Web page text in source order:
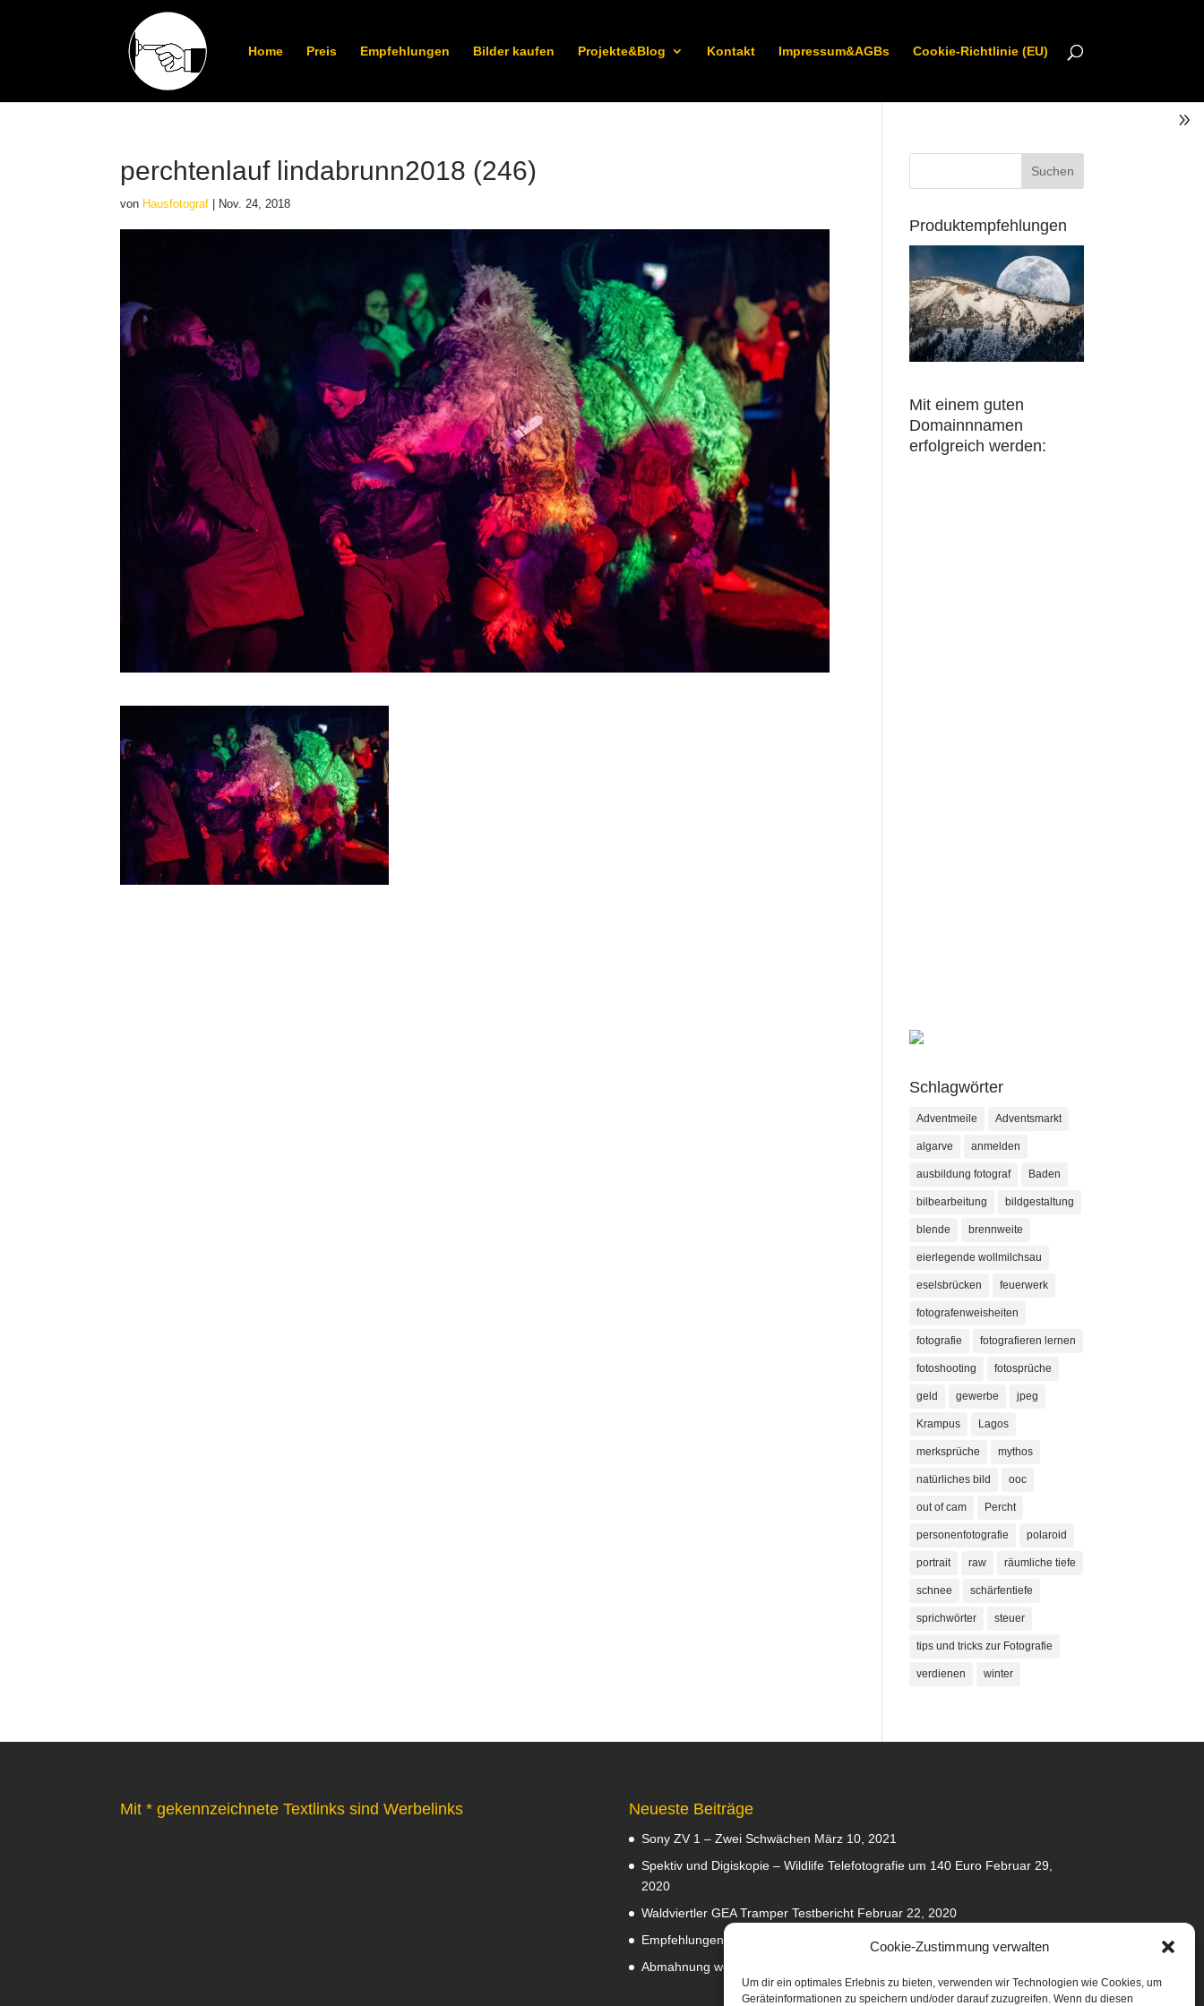
Cookie-Zustimmung verwalten
Um dir ein optimales Erlebnis zu bieten, verwenden wir Technologien wie Cookies, um
Geräteinformationen zu speichern und/oder darauf zuzugreifen. Wenn du diesen
Home Preis Empfehlungen Bilder kaufen Projekte&Blog Kontakt Impressum&AGBs Cookie-Richtlinie (EU)
perchtenlauf lindabrunn2018 (246)
von Hausfotograf Nov. 24, 2018
Produktempfehlungen
Mit einem guten
Domainnnamen
erfolgreich werden:
Schlagwörter
Adventmeile Adventsmarkt
algarve anmelden
ausbildung fotograf Baden
bilbearbeitung bildgestaltung
blende brennweite
eierlegende wollmilchsau
eselsbrücken feuerwerk
fotografenweisheiten
fotografie fotografieren lernen
fotoshooting fotosprüche
geld gewerbe jpeg
Krampus Lagos
merksprüche mythos
natürliches bild ooc
out of cam Percht
personenfotografie polaroid
portrait raw räumliche tiefe
schnee schärfentiefe
sprichwörter steuer
tips und tricks zur Fotografie
verdienen winter
Mit * gekennzeichnete Textlinks sind Werbelinks Neueste Beiträge
Sony ZV 1 – Zwei Schwächen März 10, 2021
Spektiv und Digiskopie – Wildlife Telefotografie um 140 Euro Februar 29,
2020
Waldviertler GEA Tramper Testbericht Februar 22, 2020
Empfehlungen
Abmahnung wegen Fotos